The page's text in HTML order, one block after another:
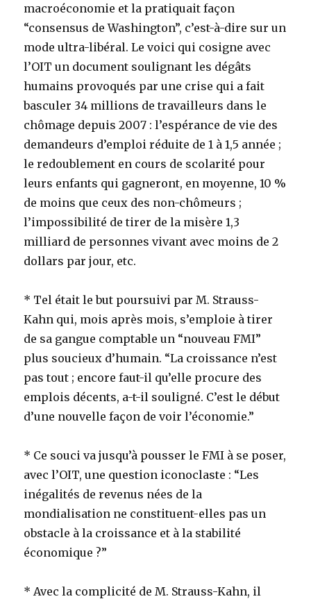
macroéconomie et la pratiquait façon
“consensus de Washington”, c’est-à-dire sur un
mode ultra-libéral. Le voici qui cosigne avec
l’OIT un document soulignant les dégâts
humains provoqués par une crise qui a fait
basculer 34 millions de travailleurs dans le
chômage depuis 2007 : l’espérance de vie des
demandeurs d’emploi réduite de 1 à 1,5 année ;
le redoublement en cours de scolarité pour
leurs enfants qui gagneront, en moyenne, 10 %
de moins que ceux des non-chômeurs ;
l’impossibilité de tirer de la misère 1,3
milliard de personnes vivant avec moins de 2
dollars par jour, etc.
* Tel était le but poursuivi par M. Strauss-
Kahn qui, mois après mois, s’emploie à tirer
de sa gangue comptable un “nouveau FMI”
plus soucieux d’humain. “La croissance n’est
pas tout ; encore faut-il qu’elle procure des
emplois décents, a-t-il souligné. C’est le début
d’une nouvelle façon de voir l’économie.”
* Ce souci va jusqu’à pousser le FMI à se poser,
avec l’OIT, une question iconoclaste : “Les
inégalités de revenus nées de la
mondialisation ne constituent-elles pas un
obstacle à la croissance et à la stabilité
économique ?”
* Avec la complicité de M. Strauss-Kahn, il